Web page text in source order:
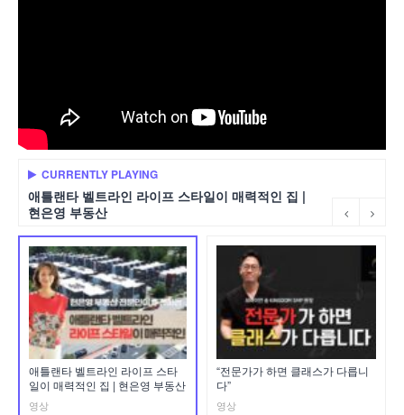
CURRENTLY PLAYING
애틀랜타 벨트라인 라이프 스타일이 매력적인 집 |
현은영 부동산
애틀랜타 벨트라인 라이프 스타
일이 매력적인 집 | 현은영 부동산
영상
“전문가가 하면 클래스가 다릅니
다”
영상